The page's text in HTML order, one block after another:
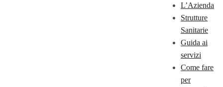
L’Azienda
Strutture
Sanitarie
Guida ai
servizi
Come fare
per